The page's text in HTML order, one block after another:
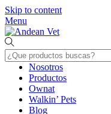
Skip to content
Menu
Nosotros
Productos
Ownat
Walkin’ Pets
Blog